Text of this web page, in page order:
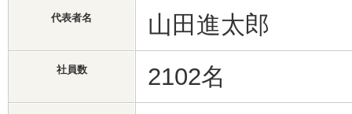
代表者名 山田進太郎
社員数 2102名